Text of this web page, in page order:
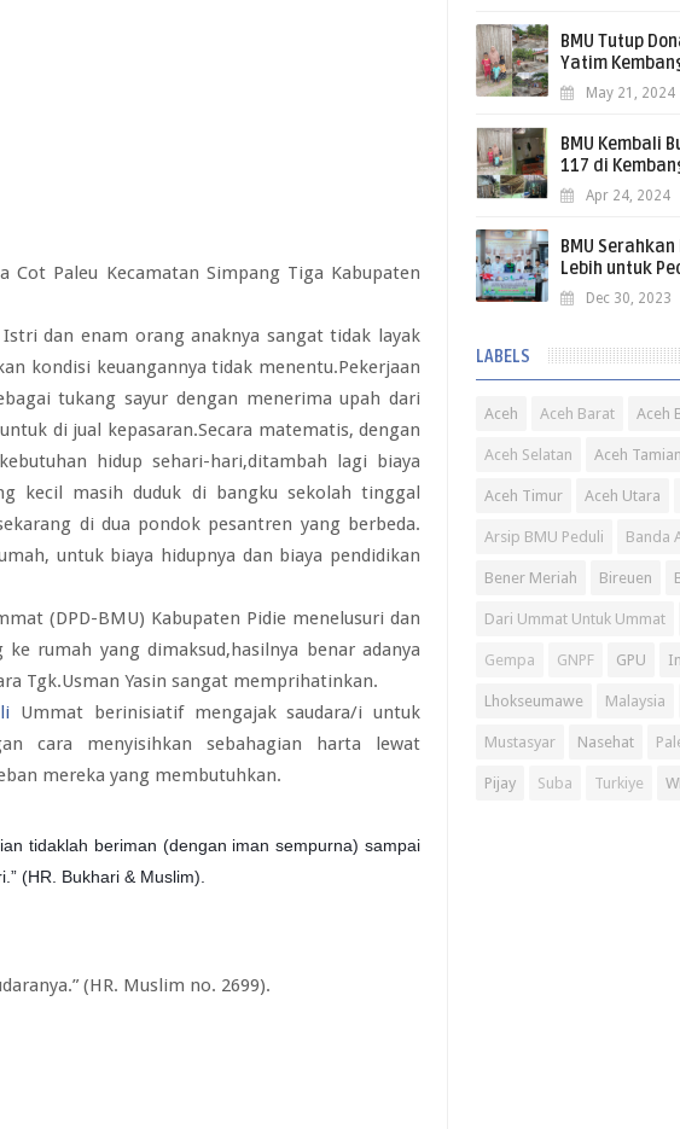
Cot Paleu Kecamatan Simpang Tiga Kabupaten
dan enam orang anaknya sangat tidak layak
kondisi keuangannya tidak menentu.Pekerjaan
tukang sayur dengan menerima upah dari
di jual kepasaran.Secara matematis, dengan
hidup sehari-hari,ditambah lagi biaya
kecil masih duduk di bangku sekolah tinggal
di dua pondok pesantren yang berbeda.
untuk biaya hidupnya dan biaya pendidikan
(DPD-BMU) Kabupaten Pidie menelusuri dan
rumah yang dimaksud,hasilnya benar adanya
Tgk.Usman Yasin sangat memprihatinkan.
Ummat berinisiatif mengajak saudara/i untuk
cara menyisihkan sebahagian harta lewat
mereka yang membutuhkan.
tidaklah beriman (dengan iman sempurna) sampai
(HR. Bukhari & Muslim).
(HR. Muslim no. 2699).
BMU Tutup
Yatim
May 21, 2024
BMU Kembali
117 di
Apr 24, 2024
BMU
Lebih untuk
Dec 30, 2023
LABELS
Aceh Aceh Barat Aceh
Aceh Selatan Aceh
Aceh Timur Aceh Utara
Arsip BMU Peduli Banda
Bener Meriah Bireuen
Dari Ummat Untuk Ummat
Gempa GNPF GPU
Lhokseumawe Malaysia
Mustasyar Nasehat
Pijay Suba Turkiye